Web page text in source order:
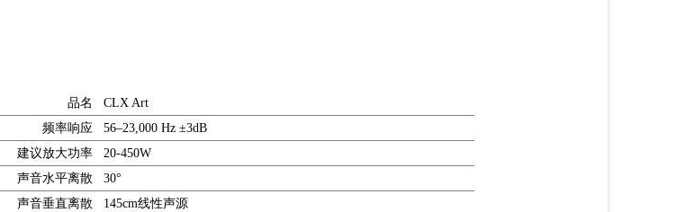
品名
CLX Art
频率响应
56–23,000 Hz ±3dB
建议放大功率
20-450W
声音水平离散
30°
声音垂直离散
145cm线性声源